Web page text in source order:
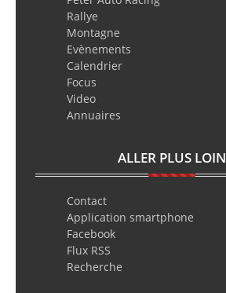
Rallye
Montagne
Evènements
Calendrier
Focus
Video
Annuaires
ALLER PLUS LOIN
Contact
Application smartphone
Facebook
Flux RSS
Recherche